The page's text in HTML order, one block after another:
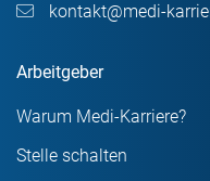
kontakt@medi-
Arbeitgeber
Warum Medi-Karriere?
Stelle schalten